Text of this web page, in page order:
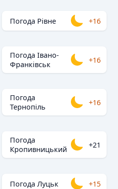
Погода Рівне +16
Погода Івано-
Франківськ
+16
Погода
Тернопіль
+16
Погода
Кропивницький
+21
Погода Луцьк +15